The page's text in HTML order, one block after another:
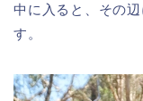
中に入ると、その
す。